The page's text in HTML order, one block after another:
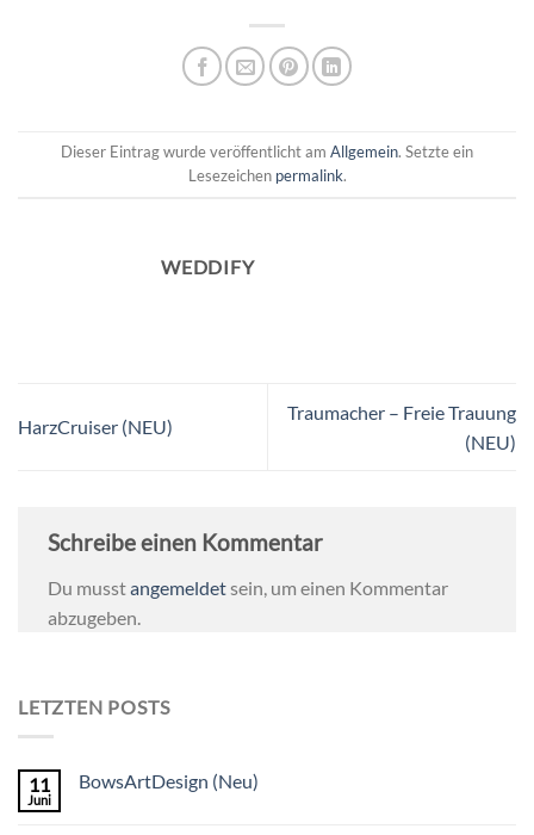
Dieser Eintrag wurde veröffentlicht am Allgemein. Setzte ein
Lesezeichen permalink.
WEDDIFY
HarzCruiser (NEU)
Traumacher – Freie Trauung
(NEU)
Schreibe einen Kommentar
Du musstangemeldetsein, um einen Kommentar
abzugeben.
LETZTEN POSTS
11
Juni
BowsArtDesign (Neu)